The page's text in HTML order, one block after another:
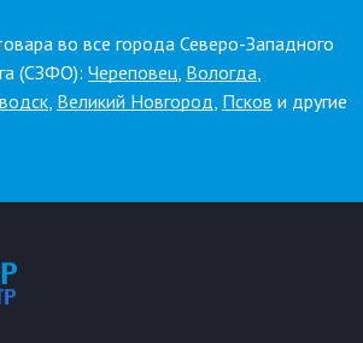
во все города Северо-Западного
(СЗФО): Череповец, Вологда,
, Великий Новгород, Псков и другие